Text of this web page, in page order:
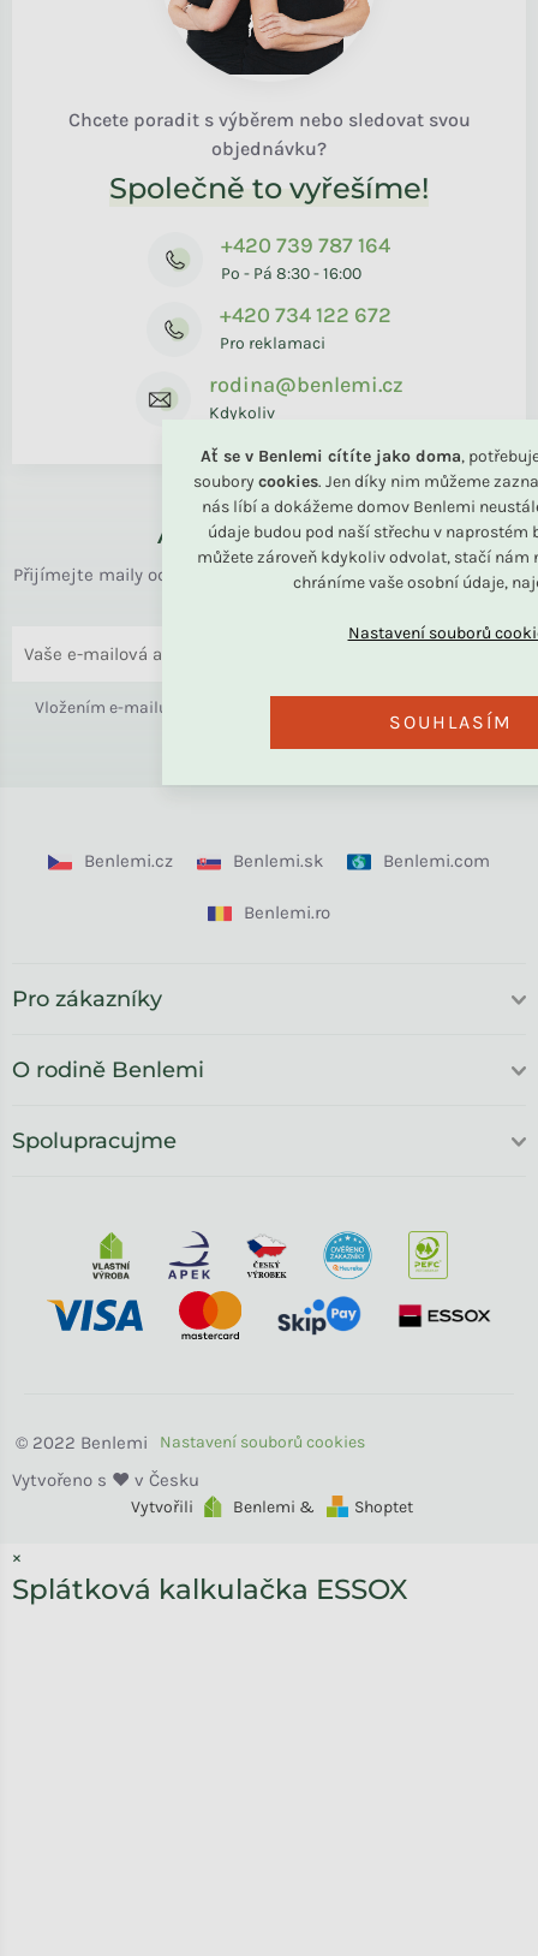
Ať se v Benlemi cítíte jako doma,
soubory cookies. Jen díky nim můžeme
nás líbí a dokážeme domov Benlemi
údaje budou pod naší střechu v naprostém
můžete zároveň kdykoliv odvolat, stačí nám
chráníme vaše osobní údaje,
SOUHLASÍM
Chcete poradit s výběrem nebo sledovat svou
objednávku?
Společně to vyřešíme!
+420 739 787 164
Po - Pá 8:30 - 16:00
+420 734 122 672
Pro reklamaci
rodina@benlemi.cz
Kdykoliv
Až k vám domů
Přijímejte maily od rodiny BENLEMI. Zasíláme jen užitečné info
Vložením e-mailu souhlasíte s
podmínkami ochrany osobních
Benlemi.cz Benlemi.sk Benlemi.com
Benlemi.ro
Pro zákazníky
O rodině Benlemi
Spolupracujme
Vytvořili Benlemi & Shoptet
Benlemi
×
Splátková kalkulačka ESSOX